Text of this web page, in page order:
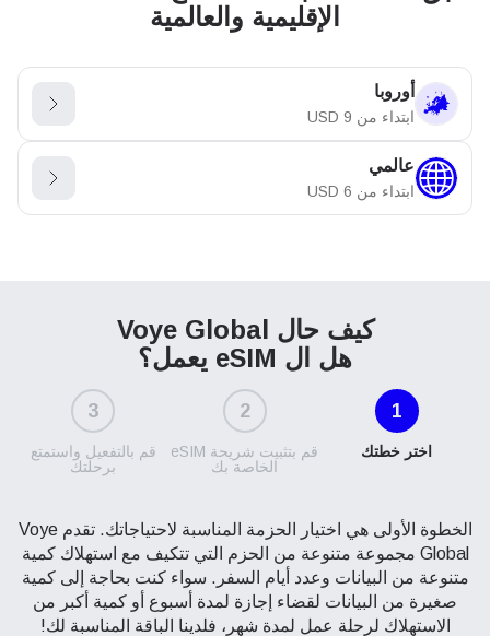
الإقليمية والعالمية
أوروبا
ابتداء من USD 9
عالمي
ابتداء من USD 6
كيف حال Voye Global
هل ال eSIM يعمل؟
1
اختر خطتك
2
قم بتثبيت شريحة eSIM
الخاصة بك
3
قم بالتفعيل واستمتع
برحلتك
الخطوة الأولى هي اختيار الحزمة المناسبة لاحتياجاتك. تقدم Voye
Global مجموعة متنوعة من الحزم التي تتكيف مع استهلاك كمية
متنوعة من البيانات وعدد أيام السفر. سواء كنت بحاجة إلى كمية
صغيرة من البيانات لقضاء إجازة لمدة أسبوع أو كمية أكبر من
الاستهلاك لرحلة عمل لمدة شهر، فلدينا الباقة المناسبة لك!